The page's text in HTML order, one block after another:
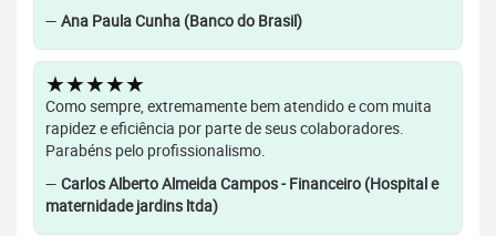
— Ana Paula Cunha (Banco do Brasil)
★★★★★
Como sempre, extremamente bem atendido e com muita
rapidez e eficiência por parte de seus colaboradores.
Parabéns pelo profissionalismo.
— Carlos Alberto Almeida Campos - Financeiro (Hospital e
maternidade jardins ltda)